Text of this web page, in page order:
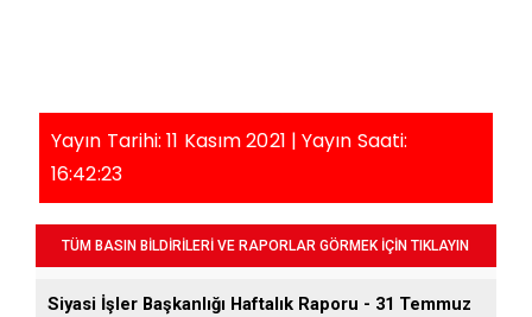
Yayın Tarihi: 11 Kasım 2021 | Yayın Saati:
16:42:23
TÜM BASIN BİLDİRİLERİ VE RAPORLAR GÖRMEK İÇİN TIKLAYIN
Siyasi İşler Başkanlığı Haftalık Raporu - 31 Temmuz